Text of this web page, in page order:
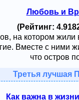
Любовь и
(Рейтинг:
на котором
Вместе с
что остров
Третья лучшая
Как важна в